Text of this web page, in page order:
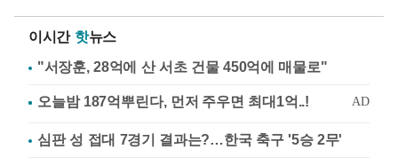
이시간 핫뉴스
"서장훈, 28억에 산 서초 건물 450억에 매물로"
심판 성 접대 7경기 결과는?…한국 축구 '5승 2무'